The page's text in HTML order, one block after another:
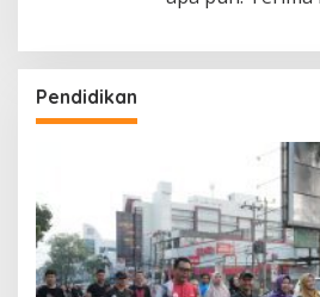
Pendidikan